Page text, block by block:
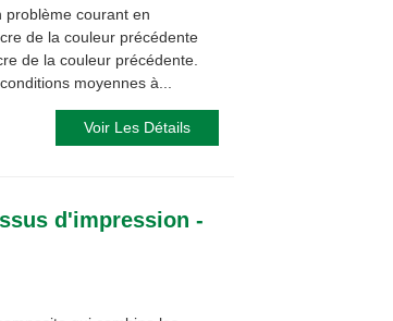
problème courant en
de la couleur précédente
de la couleur précédente.
moyennes à...
Voir Les Détails
d'impression -